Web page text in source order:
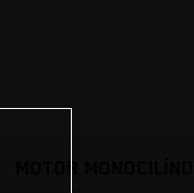
MOTOR